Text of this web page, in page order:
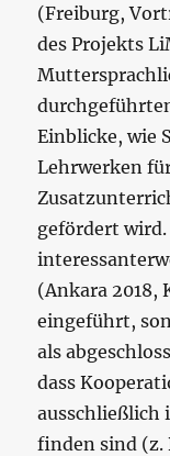
(Freiburg,
des Projekts
Einblicke, wie
Lehrwerken
gefördert
(Ankara 2018,
eingeführt,
als
dass
ausschließlich
finden sind (z.